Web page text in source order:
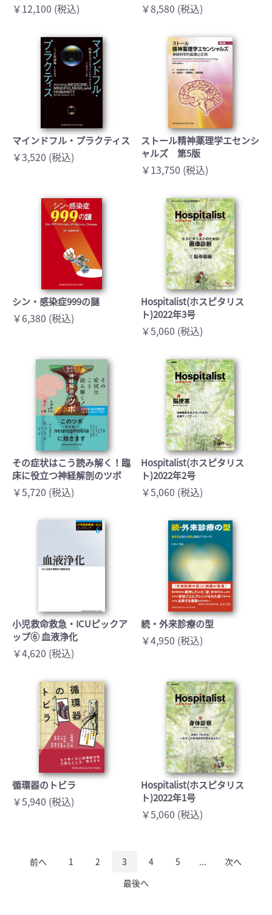
￥12,100 (税込) ￥8,580 (税込)
マインドフル・プラクティス
￥3,520 (税込)
ストール精神薬理学エセンシ
ャルズ 第5版
￥13,750 (税込)
シン・感染症999の謎
￥6,380 (税込)
Hospitalist(ホスピタリス
ト)2022年3号
￥5,060 (税込)
その症状はこう読み解く！臨
床に役立つ神経解剖のツボ
￥5,720 (税込)
Hospitalist(ホスピタリス
ト)2022年2号
￥5,060 (税込)
小児救命救急・ICUピックア
ップ⑥ 血液浄化
￥4,620 (税込)
続・外来診療の型
￥4,950 (税込)
循環器のトビラ
￥5,940 (税込)
Hospitalist(ホスピタリス
ト)2022年1号
￥5,060 (税込)
前へ 1 2 3 4 5 ...
次へ
最後へ